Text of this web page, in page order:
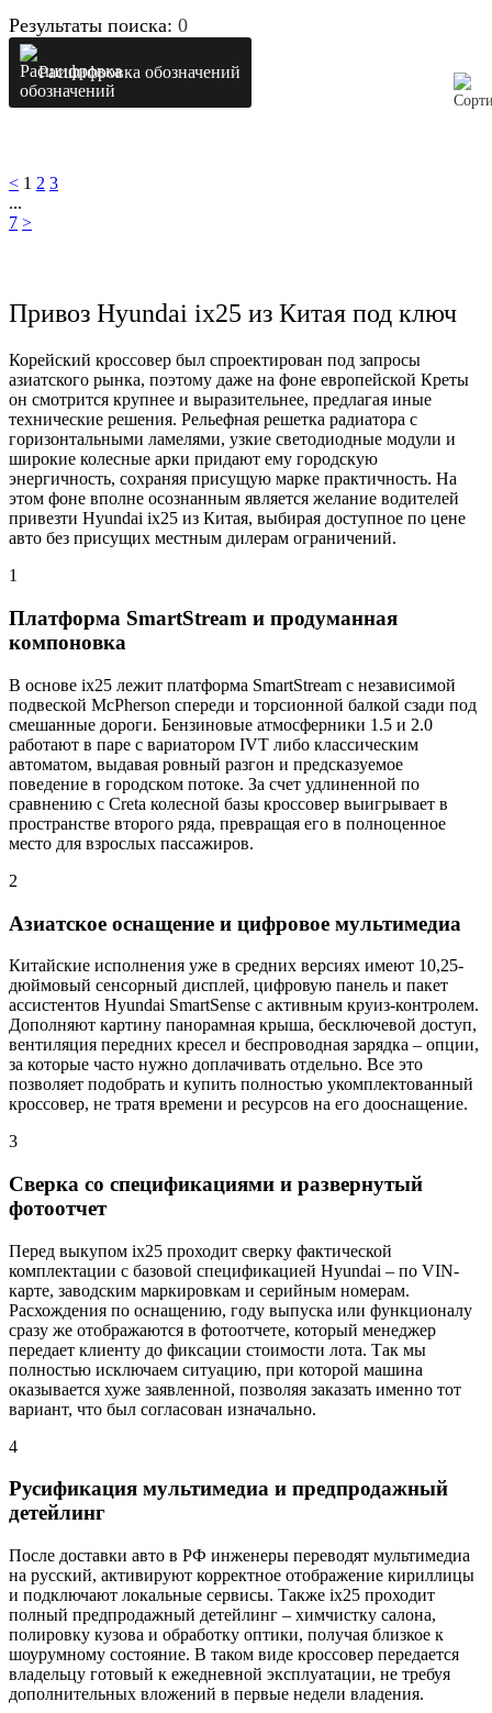
Результаты поиска: 0
Расшифровка обозначений
< 1 2 3
...
7 >
Привоз Hyundai ix25 из Китая под ключ
Корейский кроссовер был спроектирован под запросы
азиатского рынка, поэтому даже на фоне европейской Креты
он смотрится крупнее и выразительнее, предлагая иные
технические решения. Рельефная решетка радиатора с
горизонтальными ламелями, узкие светодиодные модули и
широкие колесные арки придают ему городскую
энергичность, сохраняя присущую марке практичность. На
этом фоне вполне осознанным является желание водителей
привезти Hyundai ix25 из Китая, выбирая доступное по цене
авто без присущих местным дилерам ограничений.
1
Платформа SmartStream и продуманная
компоновка
В основе ix25 лежит платформа SmartStream с независимой
подвеской McPherson спереди и торсионной балкой сзади под
смешанные дороги. Бензиновые атмосферники 1.5 и 2.0
работают в паре с вариатором IVT либо классическим
автоматом, выдавая ровный разгон и предсказуемое
поведение в городском потоке. За счет удлиненной по
сравнению с Creta колесной базы кроссовер выигрывает в
пространстве второго ряда, превращая его в полноценное
место для взрослых пассажиров.
2
Азиатское оснащение и цифровое мультимедиа
Китайские исполнения уже в средних версиях имеют 10,25-
дюймовый сенсорный дисплей, цифровую панель и пакет
ассистентов Hyundai SmartSense с активным круиз-контролем.
Дополняют картину панорамная крыша, бесключевой доступ,
вентиляция передних кресел и беспроводная зарядка – опции,
за которые часто нужно доплачивать отдельно. Все это
позволяет подобрать и купить полностью укомплектованный
кроссовер, не тратя времени и ресурсов на его дооснащение.
3
Сверка со спецификациями и развернутый
фотоотчет
Перед выкупом ix25 проходит сверку фактической
комплектации с базовой спецификацией Hyundai – по VIN-
карте, заводским маркировкам и серийным номерам.
Расхождения по оснащению, году выпуска или функционалу
сразу же отображаются в фотоотчете, который менеджер
передает клиенту до фиксации стоимости лота. Так мы
полностью исключаем ситуацию, при которой машина
оказывается хуже заявленной, позволяя заказать именно тот
вариант, что был согласован изначально.
4
Русификация мультимедиа и предпродажный
детейлинг
После доставки авто в РФ инженеры переводят мультимедиа
на русский, активируют корректное отображение кириллицы
и подключают локальные сервисы. Также ix25 проходит
полный предпродажный детейлинг – химчистку салона,
полировку кузова и обработку оптики, получая близкое к
шоурумному состояние. В таком виде кроссовер передается
владельцу готовый к ежедневной эксплуатации, не требуя
дополнительных вложений в первые недели владения.